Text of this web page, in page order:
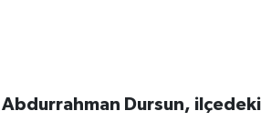
Dursun,